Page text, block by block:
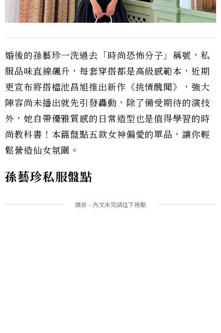
婚後的孫藝珍一洗過去「時尚恐怖分子」稱號，私
服品味直線飆升，每套穿搭都是高級感範本，近期
更宣布將搭檔池昌旭推出新作《挑情醜聞》，強大
陣容尚未播出就先引發轟動，除了備受期待的演技
外，她自帶優雅質感的日常造型也是值得學習的時
尚教科書！本篇盤點五款女神偏愛的單品，讓你輕
鬆營造仙女氛圍。
孫藝珍私服盤點